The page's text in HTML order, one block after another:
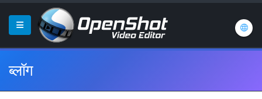
ब्लॉग